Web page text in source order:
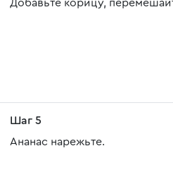
Добавьте корицу,
Шаг 5
Ананас нарежьте.